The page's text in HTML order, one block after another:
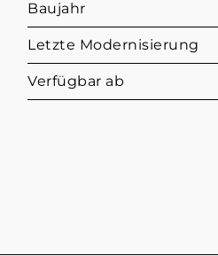
Baujahr
Letzte Modernisierung
Verfügbar ab